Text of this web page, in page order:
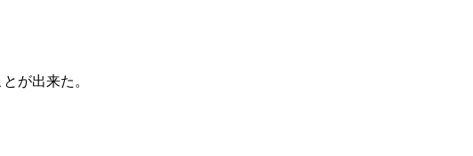
が出来た。